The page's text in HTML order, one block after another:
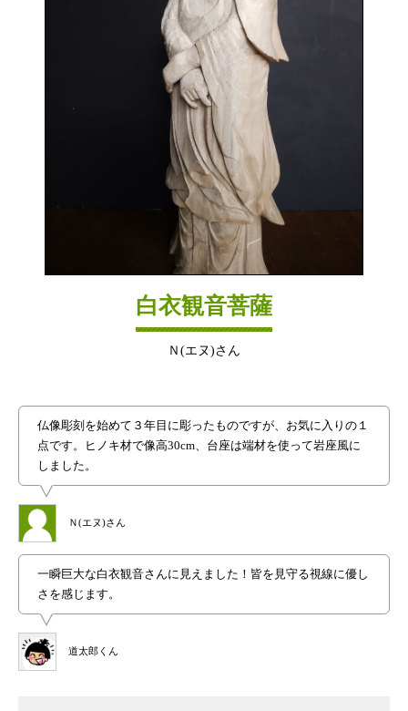
白衣観音菩薩
Ｎ(エヌ)さん
Ｎ(エヌ)さん
仏像彫刻を始めて３年目に彫ったものですが、お気に入りの１
点です。ヒノキ材で像高30cm、台座は端材を使って岩座風に
しました。
道太郎くん
一瞬巨大な白衣観音さんに見えました！皆を見守る視線に優し
さを感じます。